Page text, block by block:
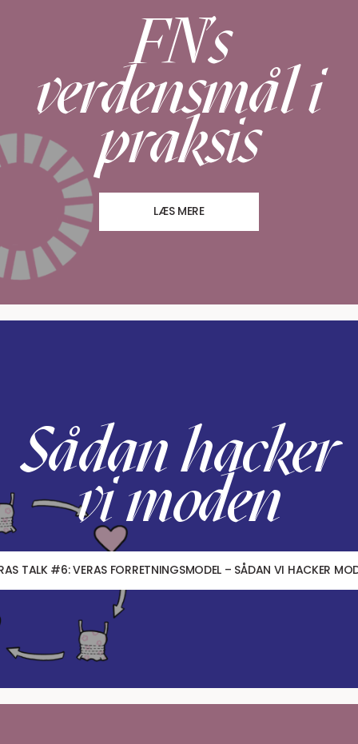
FN's
verdensmål i
praksis
LÆS MERE
Sådan hacker
vi moden
TALK #6: VERAS FORRETNINGSMODEL – SÅDAN VI HACKER